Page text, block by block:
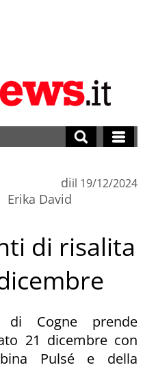
di
Erika David
il 19/12/2024
di risalita
di Cogne prende
21 dicembre con
Pulsé e della